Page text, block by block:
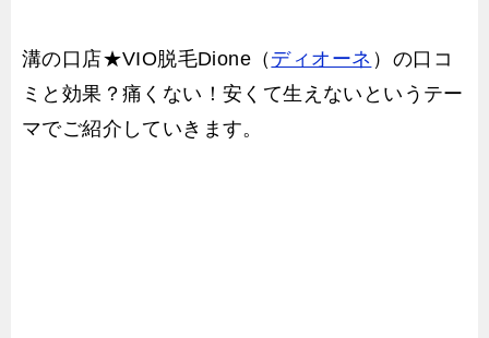
溝の口店★VIO脱毛Dione（ ディオーネ ）の口コ
ミと効果？痛くない！安くて生えないというテー
マでご紹介していきます。